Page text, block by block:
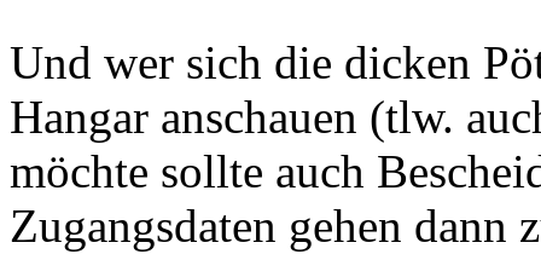
Und wer sich die dicken
Hangar anschauen (tlw.
möchte sollte auch
Zugangsdaten gehen dann